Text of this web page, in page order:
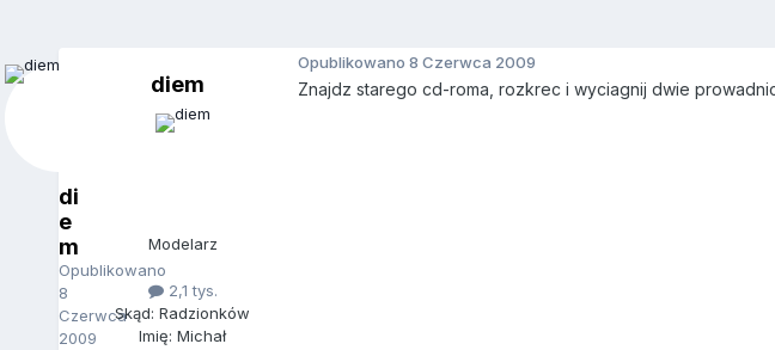
di
e
m
Opublikowano
8
Czerwca
2009
diem
Modelarz
2,1 tys.
Skąd: Radzionków
Imię: Michał
Opublikowano 8 Czerwca 2009
Znajdz starego cd-roma, rozkrec i wyciagnij dwie